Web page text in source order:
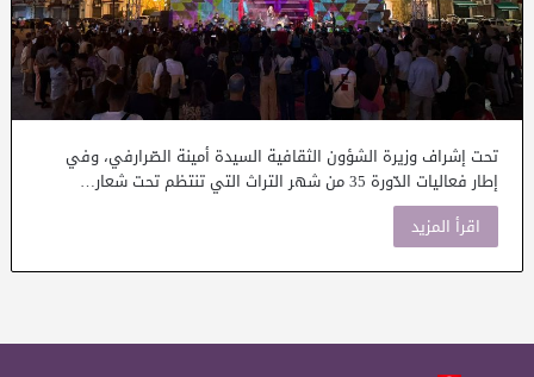
تحت إشراف وزيرة الشؤون الثقافية السيدة أمينة الصّرارفي، وفي
إطار فعاليات الدّورة 35 من شهر التراث التي تنتظم تحت شعار…
اقرأ المزيد